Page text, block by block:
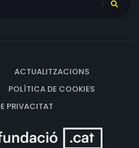
ACTUALITZACIONS
POLÍTICA DE COOKIES
PRIVACITAT